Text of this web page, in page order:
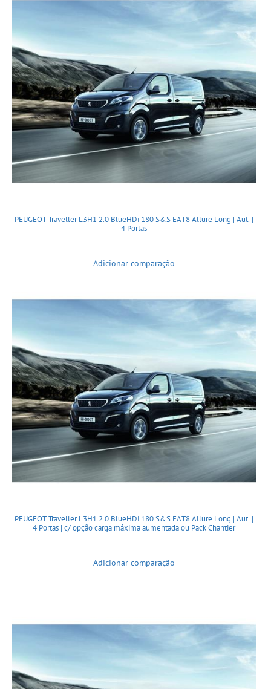
PEUGEOT Traveller L3H1 2.0 BlueHDi 180 S&S EAT8 Allure Long | Aut. |
4 Portas
Adicionar comparação
PEUGEOT Traveller L3H1 2.0 BlueHDi 180 S&S EAT8 Allure Long | Aut. |
4 Portas | c/ opção carga máxima aumentada ou Pack Chantier
Adicionar comparação